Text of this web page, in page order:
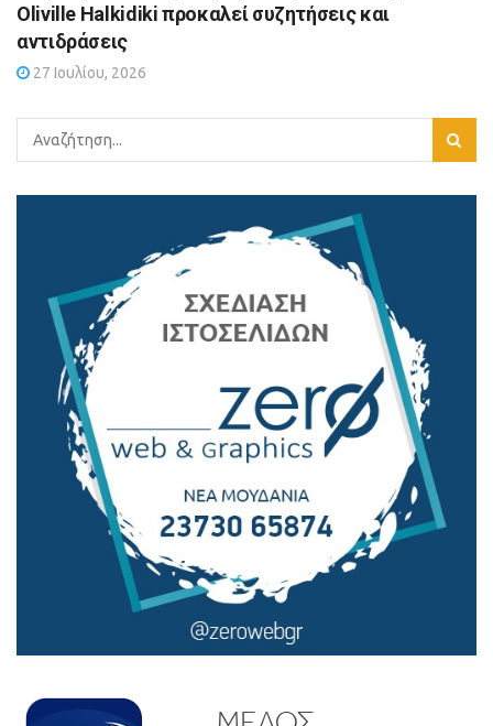
Oliville Halkidiki προκαλεί συζητήσεις και
αντιδράσεις
27 Ιουλίου, 2026